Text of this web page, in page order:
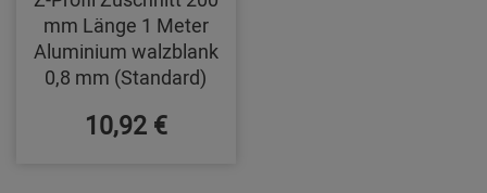
mm Länge 1 Meter
Aluminium walzblank
0,8 mm (Standard)
10,92 €